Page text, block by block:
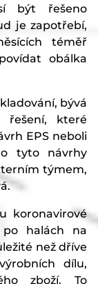
být řešeno
je zapotřebí,
téměř
obálka
bývá
řešení, které
EPS neboli
tyto návrhy
týmem,
koronavirové
po halách na
než dříve
dílu,
zboží. To